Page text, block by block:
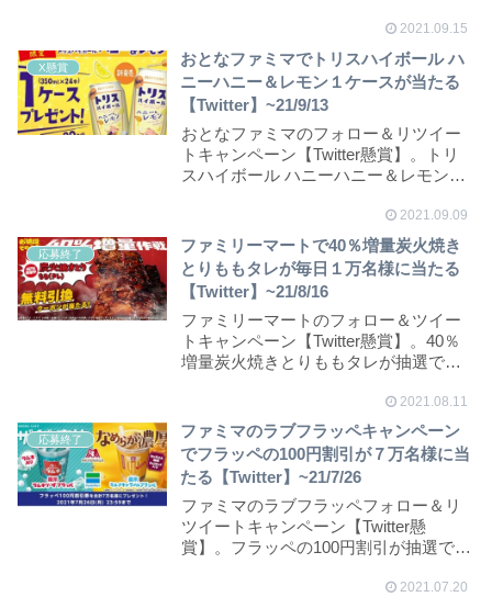
2021.09.15
X懸賞
おとなファミマでトリスハイボール ハ
ニーハニー＆レモン１ケースが当たる
【Twitter】~21/9/13
おとなファミマのフォロー＆リツイー
トキャンペーン【Twitter懸賞】。トリ
スハイボール ハニーハニー＆レモン１
2021.09.09
応募終了
ファミリーマートで40％増量炭火焼き
とりももタレが毎日１万名様に当たる
【Twitter】~21/8/16
ファミリーマートのフォロー＆ツイー
トキャンペーン【Twitter懸賞】。40％
増量炭火焼きとりももタレが抽選で期
2021.08.11
応募終了
ファミマのラブフラッペキャンペーン
でフラッペの100円割引が７万名様に当
たる【Twitter】~21/7/26
ファミマのラブフラッペフォロー＆リ
ツイートキャンペーン【Twitter懸
賞】。フラッペの100円割引が抽選で期
2021.07.20